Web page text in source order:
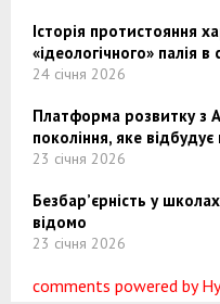
Історія протистояння
«ідеологічного» палія
24 січня 2026
Платформа розвитку з
покоління, яке відбудує
23 січня 2026
Безбар’єрність у
відомо
23 січня 2026
comments powered by